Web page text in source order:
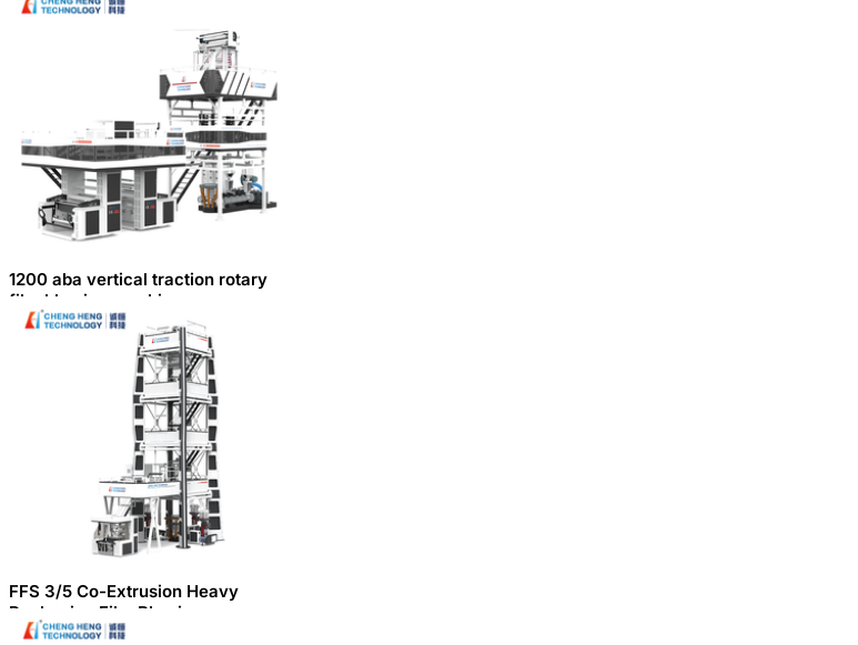
1200 aba vertical traction rotary
film blowing machine
FFS 3/5 Co-Extrusion Heavy
Packaging Film Blowing
Machine(FFS Film)